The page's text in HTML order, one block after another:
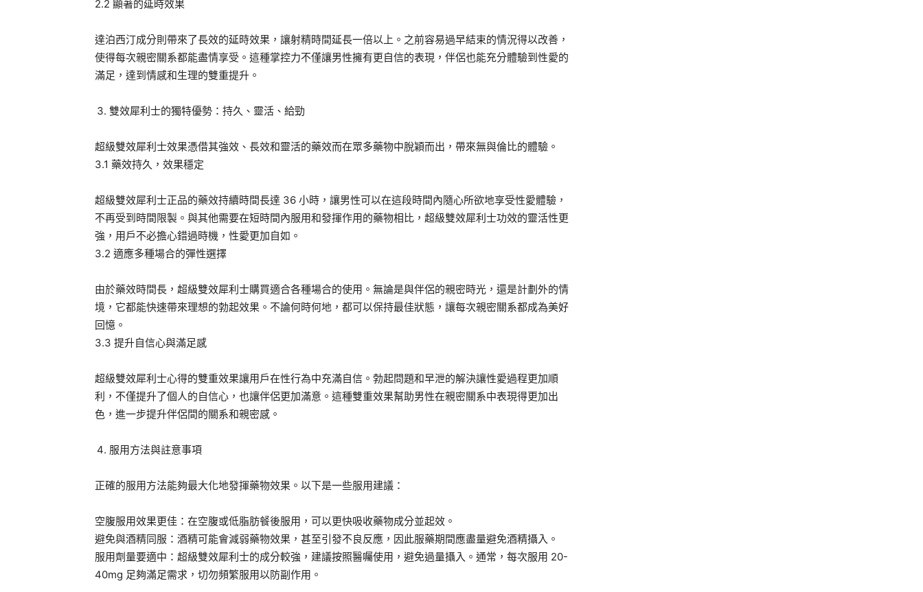
2.2 顯著的延時效果
達泊西汀成分則帶來了長效的延時效果，讓射精時間延長一倍以上。之前容易過早結束的情況得以改善，
使得每次親密關系都能盡情享受。這種掌控力不僅讓男性擁有更自信的表現，伴侶也能充分體驗到性愛的
滿足，達到情感和生理的雙重提升。
雙效犀利士的獨特優勢：持久、靈活、給勁
超級雙效犀利士效果憑借其強效、長效和靈活的藥效而在眾多藥物中脫穎而出，帶來無與倫比的體驗。
3.1 藥效持久，效果穩定
超級雙效犀利士正品的藥效持續時間長達 36 小時，讓男性可以在這段時間內隨心所欲地享受性愛體驗，
不再受到時間限製。與其他需要在短時間內服用和發揮作用的藥物相比，超級雙效犀利士功效的靈活性更
強，用戶不必擔心錯過時機，性愛更加自如。
3.2 適應多種場合的彈性選擇
由於藥效時間長，超級雙效犀利士購買適合各種場合的使用。無論是與伴侶的親密時光，還是計劃外的情
境，它都能快速帶來理想的勃起效果。不論何時何地，都可以保持最佳狀態，讓每次親密關系都成為美好
回憶。
3.3 提升自信心與滿足感
超級雙效犀利士心得的雙重效果讓用戶在性行為中充滿自信。勃起問題和早泄的解決讓性愛過程更加順
利，不僅提升了個人的自信心，也讓伴侶更加滿意。這種雙重效果幫助男性在親密關系中表現得更加出
色，進一步提升伴侶間的關系和親密感。
服用方法與註意事項
正確的服用方法能夠最大化地發揮藥物效果。以下是一些服用建議：
空腹服用效果更佳：在空腹或低脂肪餐後服用，可以更快吸收藥物成分並起效。
避免與酒精同服：酒精可能會減弱藥物效果，甚至引發不良反應，因此服藥期間應盡量避免酒精攝入。
服用劑量要適中：超級雙效犀利士的成分較強，建議按照醫囑使用，避免過量攝入。通常，每次服用 20-
40mg 足夠滿足需求，切勿頻繁服用以防副作用。